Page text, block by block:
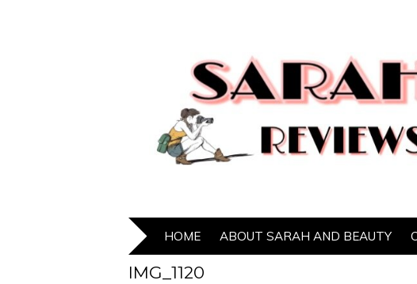
HOME ABOUT SARAH AND BEAUTY
IMG_1120